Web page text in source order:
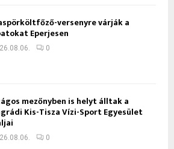
versenyre várják a
Eperjesen
0
mezőnyben is helyt álltak a
Kis-Tisza Vízi-Sport Egyesület
0